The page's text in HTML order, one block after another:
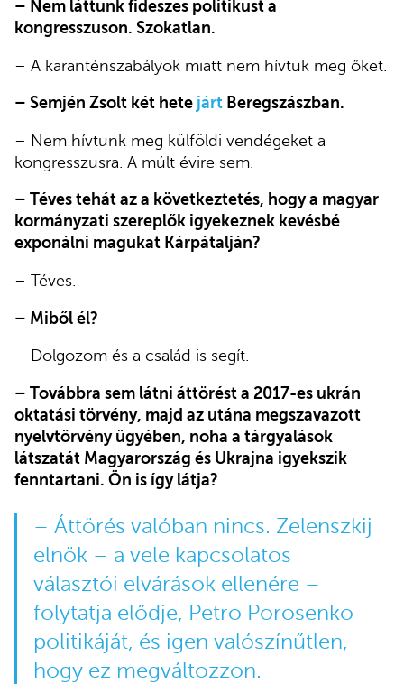
– Nem láttunk fideszes politikust a
kongresszuson. Szokatlan.
– A karanténszabályok miatt nem hívtuk meg őket.
– Semjén Zsolt két hete járt Beregszászban.
– Nem hívtunk meg külföldi vendégeket a
kongresszusra. A múlt évire sem.
– Téves tehát az a következtetés, hogy a magyar
kormányzati szereplők igyekeznek kevésbé
exponálni magukat Kárpátalján?
– Téves.
– Miből él?
– Dolgozom és a család is segít.
– Továbbra sem látni áttörést a 2017-es ukrán
oktatási törvény, majd az utána megszavazott
nyelvtörvény ügyében, noha a tárgyalások
látszatát Magyarország és Ukrajna igyekszik
fenntartani. Ön is így látja?
– Áttörés valóban nincs. Zelenszkij
elnök – a vele kapcsolatos
választói elvárások ellenére –
folytatja elődje, Petro Porosenko
politikáját, és igen valószínűtlen,
hogy ez megváltozzon.